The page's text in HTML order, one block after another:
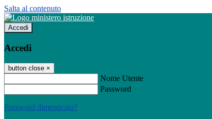
Salta al contenuto
Accedi
Accedi
button close ×
Nome Utente
Password
Password dimenticata?